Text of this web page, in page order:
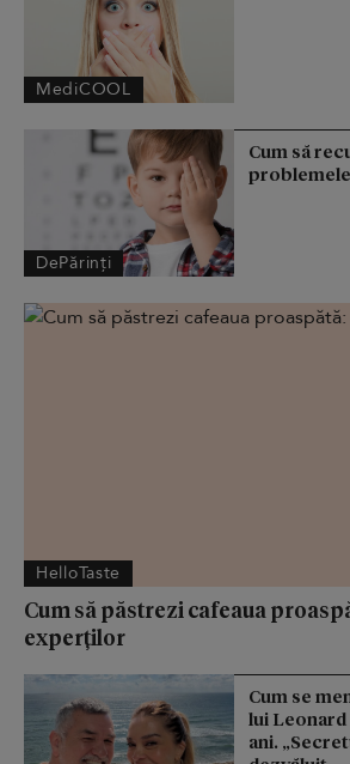
MediCOOL
DePărinți
Cum să
HelloTaste
Cum să păstrezi cafeaua
experților
Cum se
lui Leonard
ani.